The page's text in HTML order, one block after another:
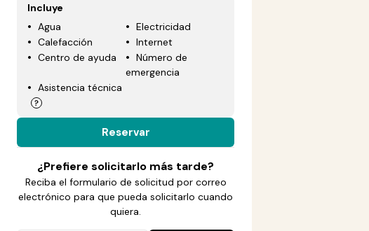
Incluye
Agua
Electricidad
Calefacción
Internet
Centro de ayuda
Número de
emergencia
Asistencia técnica
Reservar
¿Prefiere solicitarlo más tarde?
Reciba el formulario de solicitud por correo
electrónico para que pueda solicitarlo cuando
quiera.